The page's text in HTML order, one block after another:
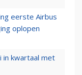
eerste Airbus
oplopen
in kwartaal met